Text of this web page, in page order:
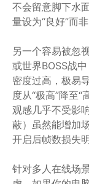
不会留意脚下水
量设为“良好”而
另一个容易被忽
或世界BOSS战
密度过高，极易
度从“极高”降至“
观感几乎不受影
蔽）虽然能增加
开启后帧数损失
针对多人在线场